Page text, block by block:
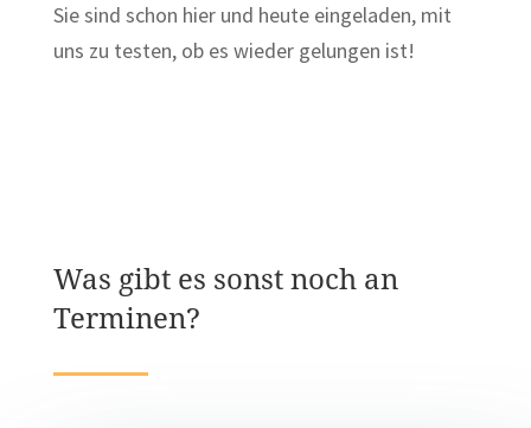
Sie sind schon hier und heute eingeladen, mit
uns zu testen, ob es wieder gelungen ist!
Was gibt es sonst noch an
Terminen?